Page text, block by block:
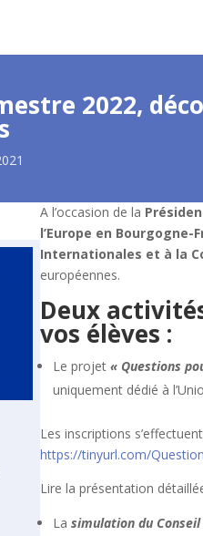
2022,
A l’occasion de la
l’Europe en Bourgogne-
Internationales et à la
européennes.
Deux
vos élèves :
Le projet« Questions
uniquement dédié à
Les inscriptions
https://tinyurl.com/
Lire la présentation
Lasimulation du Conseil